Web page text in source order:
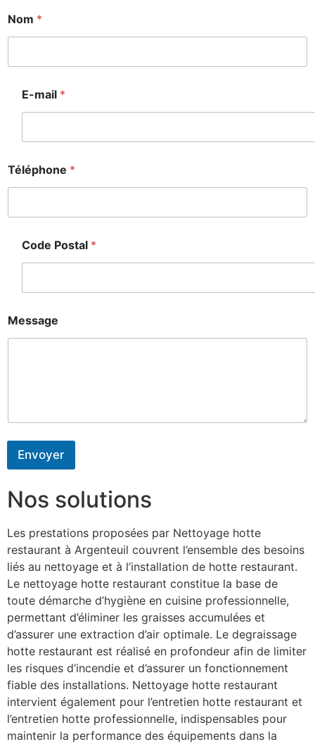
Nom *
E-mail *
Téléphone *
Code Postal *
Message
Envoyer
Nos solutions
Les prestations proposées par Nettoyage hotte
restaurant à Argenteuil couvrent l’ensemble des besoins
liés au nettoyage et à l’installation de hotte restaurant.
Le nettoyage hotte restaurant constitue la base de
toute démarche d’hygiène en cuisine professionnelle,
permettant d’éliminer les graisses accumulées et
d’assurer une extraction d’air optimale. Le degraissage
hotte restaurant est réalisé en profondeur afin de limiter
les risques d’incendie et d’assurer un fonctionnement
fiable des installations. Nettoyage hotte restaurant
intervient également pour l’entretien hotte restaurant et
l’entretien hotte professionnelle, indispensables pour
maintenir la performance des équipements dans la